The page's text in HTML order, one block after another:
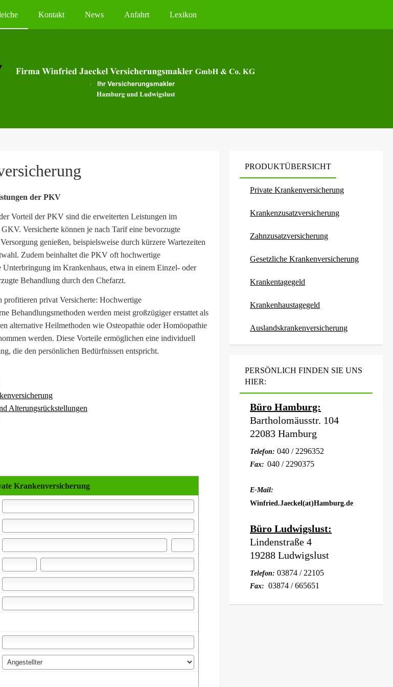
Kontakt News Anfahrt Lexikon
PRODUKTÜBERSICHT
Private Kranken­ver­si­che­rung
Kranken­zusatz­ver­si­che­rung
Zahn­zu­satz­ver­si­che­rung
Gesetzliche Kranken­ver­si­che­rung
Krankentagegeld
Krankenhaustagegeld
Auslandskrankenversicherung
PERSÖNLICH FINDEN SIE UNS
HIER:
Büro Hamburg:
Bartholomäusstr. 104
22083 Hamburg
Telefon: 040 / 2296352
Fax: 040 / 2290375
E-Mail:
Winfried.Jaeckel(at)Hamburg.de
Büro Ludwigslust:
Lindenstraße 4
19288 Ludwigslust
Telefon: 03874 / 22105
Fax: 03874 / 665651
der PKV
Vorteil der PKV sind die erweiterten Leistungen im
Versicherte können je nach Tarif eine bevorzugte
genießen, beispielsweise durch kürzere Wartezeiten
Zudem beinhaltet die PKV oft hochwertige
Unterbringung im Krankenhaus, etwa in einem Einzel- oder
Behandlung durch den Chefarzt.
privat Versicherte: Hochwertige
Behandlungsmethoden werden meist großzügiger erstattet als
alternative Heilmethoden wie Osteopathie oder Homöopathie
werden. Diese Vorteile ermöglichen eine individuell
die den persönlichen Bedürfnissen entspricht.
Alterungsrückstellungen
Kranken­ver­si­che­rung